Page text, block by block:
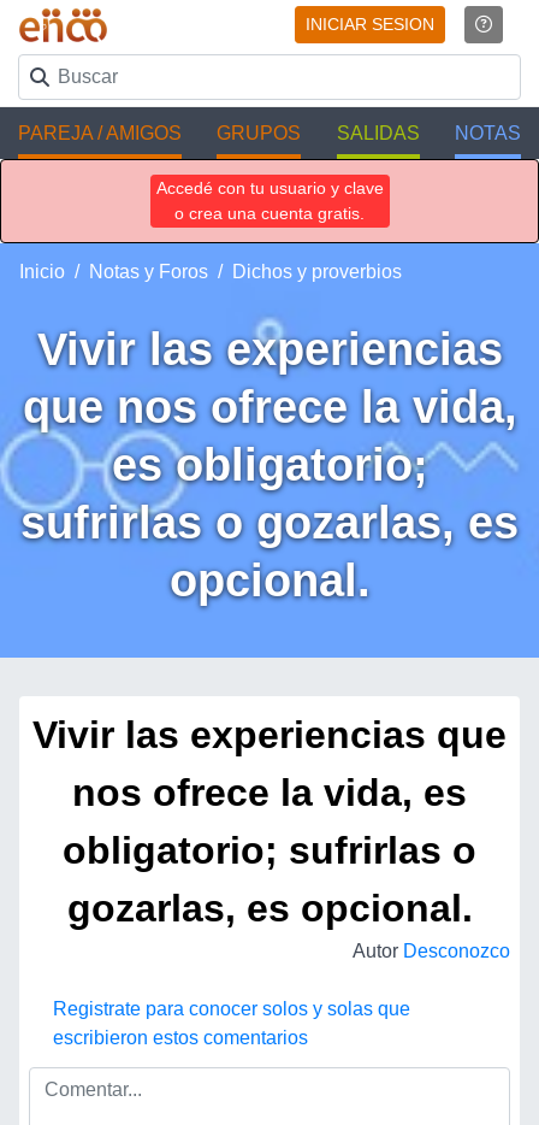
INICIAR SESION
PAREJA / AMIGOS GRUPOS SALIDAS NOTAS
Accedé con tu usuario y clave
o crea una cuenta gratis.
Inicio Notas y Foros Dichos y proverbios
Vivir las experiencias
que nos ofrece la vida,
es obligatorio;
sufrirlas o gozarlas, es
opcional.
Vivir las experiencias que
nos ofrece la vida, es
obligatorio; sufrirlas o
gozarlas, es opcional.
Autor Desconozco
Registrate para conocer solos y solas que
escribieron estos comentarios